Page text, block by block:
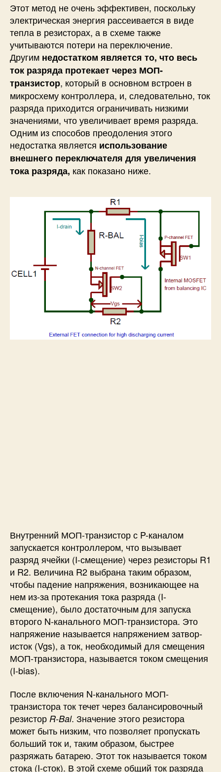
Этот метод не очень эффективен, поскольку
электрическая энергия рассеивается в виде
тепла в резисторах, а в схеме также
учитываются потери на переключение.
Другим недостатком является то, что весь
ток разряда протекает через МОП-
транзистор, который в основном встроен в
микросхему контроллера, и, следовательно, ток
разряда приходится ограничивать низкими
значениями, что увеличивает время разряда.
Одним из способов преодоления этого
недостатка является использование
внешнего переключателя для увеличения
тока разряда, как показано ниже.
Внутренний МОП-транзистор с P-каналом
запускается контроллером, что вызывает
разряд ячейки (I-смещение) через резисторы R1
и R2. Величина R2 выбрана таким образом,
чтобы падение напряжения, возникающее на
нем из-за протекания тока разряда (I-
смещение), было достаточным для запуска
второго N-канального МОП-транзистора. Это
напряжение называется напряжением затвор-
исток (Vgs), а ток, необходимый для смещения
МОП-транзистора, называется током смещения
(I-bias).
После включения N-канального МОП-
транзистора ток течет через балансировочный
резистор R-Bal. Значение этого резистора
может быть низким, что позволяет пропускать
больший ток и, таким образом, быстрее
разряжать батарею. Этот ток называется током
стока (I-сток). В этой схеме общий ток разряда